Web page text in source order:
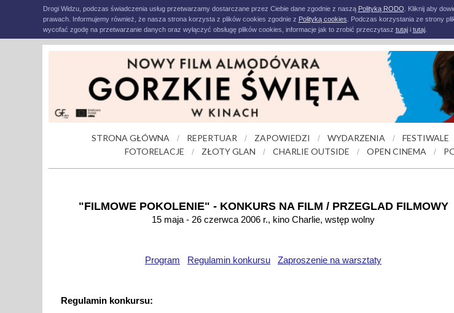
Drogi Widzu, podczas świadczenia usług przetwarzamy dostarczane przez Ciebie dane zgodnie z naszą Polityką RODO . Kliknij aby
prawach. Informujemy również, że nasza strona korzysta z plików cookies zgodnie z Polityką cookies . Podczas korzystania ze strony
wycofać zgodę na przetwarzanie danych oraz wyłączyć obsługę plików cookies, informacje jak to zrobić przeczytasz tutaji tutaj.
STRONA GŁÓWNA / REPERTUAR / ZAPOWIEDZI / WYDARZENIA / FESTIWALE
FOTORELACJE
/ ZŁOTY GLAN / CHARLIE OUTSIDE / OPEN CINEMA /
"FILMOWE POKOLENIE" - KONKURS NA FILM / PRZEGLAD FILMOWY
15 maja - 26 czerwca 2006 r., kino Charlie, wstęp wolny
Program Regulamin konkursu Zaproszenie na warsztaty
Regulamin konkursu: